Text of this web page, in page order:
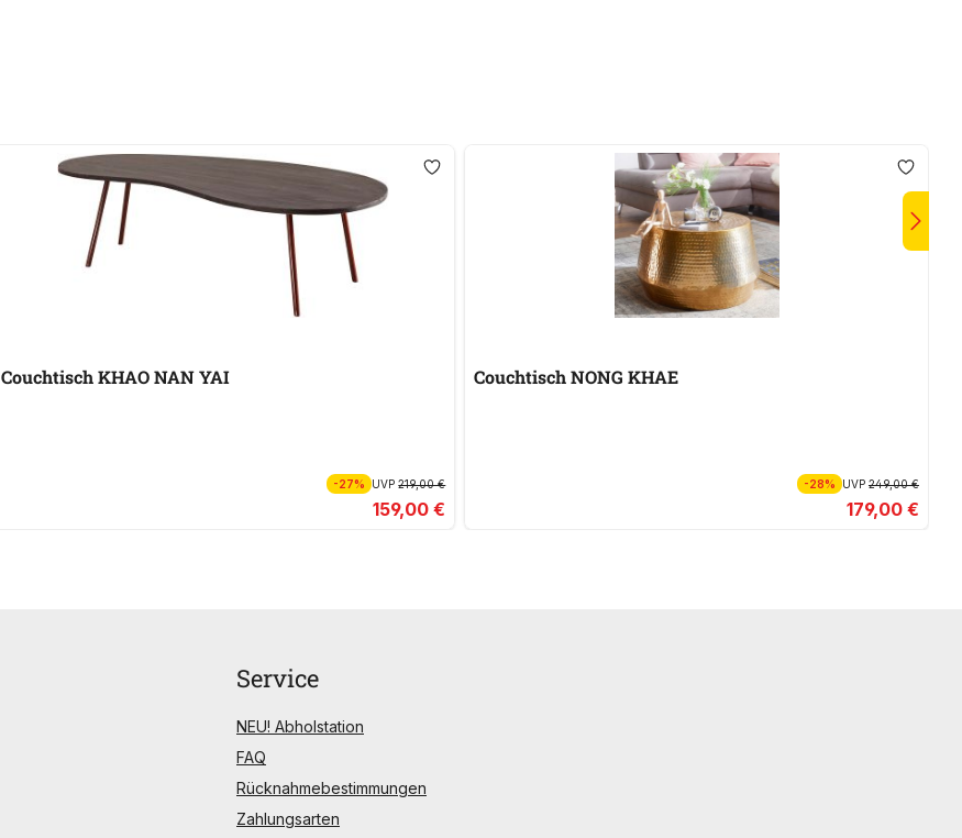
Couchtisch KHAO NAN YAI
-27% UVP219,00 €
159,00 €
Couchtisch NONG KHAE
-28% UVP 249,00 €
179,00 €
Service
NEU! Abholstation
FAQ
Rücknahmebestimmungen
Zahlungsarten